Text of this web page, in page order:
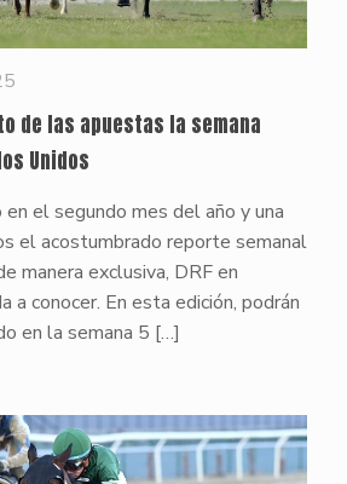
de las apuestas la semana
Unidos
el segundo mes del año y una
el acostumbrado reporte semanal
manera exclusiva, DRF en
a conocer. En esta edición, podrán
en la semana 5 […]